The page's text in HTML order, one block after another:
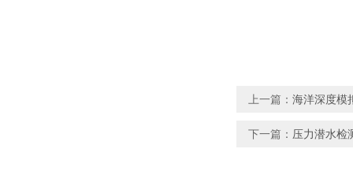
上一篇： 海洋深度模
下一篇： 压力潜水检